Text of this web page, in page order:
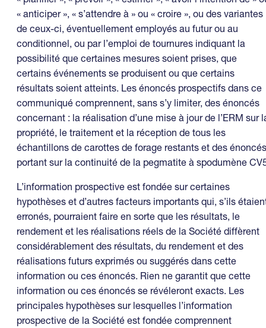
« anticiper », « s’attendre à » ou « croire », ou des variantes
de ceux-ci, éventuellement employés au futur ou au
conditionnel, ou par l’emploi de tournures indiquant la
possibilité que certaines mesures soient prises, que
certains événements se produisent ou que certains
résultats soient atteints. Les énoncés prospectifs dans ce
communiqué comprennent, sans s’y limiter, des énoncés
concernant : la réalisation d’une mise à jour de l’ERM sur
propriété, le traitement et la réception de tous les
échantillons de carottes de forage restants et des énoncés
portant sur la continuité de la pegmatite à spodumène
L’information prospective est fondée sur certaines
hypothèses et d’autres facteurs importants qui, s’ils
erronés, pourraient faire en sorte que les résultats, le
rendement et les réalisations réels de la Société diffèrent
considérablement des résultats, du rendement et des
réalisations futurs exprimés ou suggérés dans cette
information ou ces énoncés. Rien ne garantit que cette
information ou ces énoncés se révéleront exacts. Les
principales hypothèses sur lesquelles l’information
prospective de la Société est fondée comprennent